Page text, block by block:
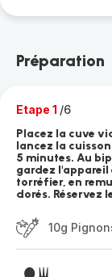
Préparation
Etape 1 /6
Placez la cuve
lancez la
5 minutes. Au
gardez
torréfier, en
dorés. Réservez
10g